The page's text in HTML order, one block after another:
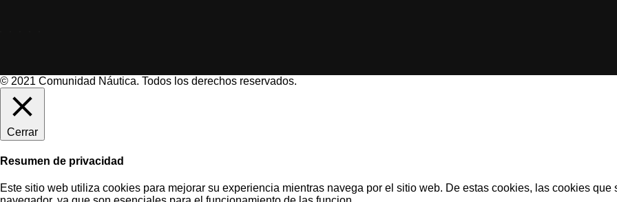
© 2021 Comunidad Náutica. Todos los derechos reservados.
Cerrar
Resumen de privacidad
Este sitio web utiliza cookies para mejorar su experiencia mientras navega por el sitio web. De estas cookies, las cookies